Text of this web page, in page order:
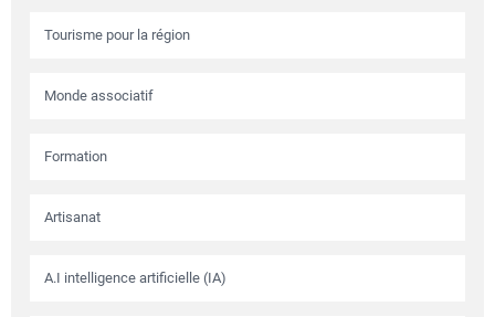
Tourisme pour la région
Monde associatif
Formation
Artisanat
A.I intelligence artificielle (IA)